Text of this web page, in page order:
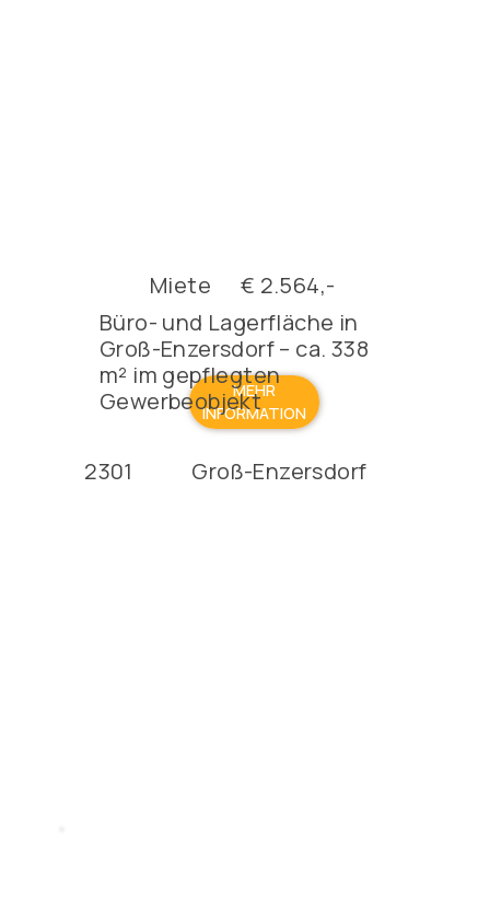
Miete € 2.564,-
MEHR
INFORMATION
Büro- und Lagerfläche in
Groß-Enzersdorf – ca. 338
m² im gepflegten
Gewerbeobjekt
2301 Groß-Enzersdorf